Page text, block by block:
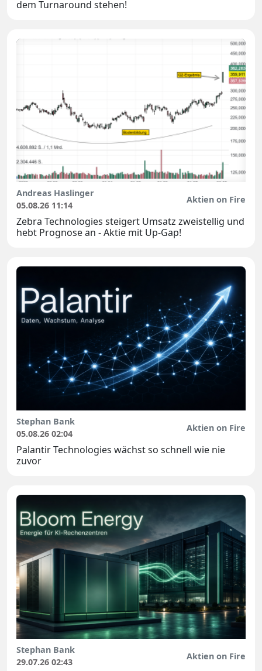
dem Turnaround stehen!
Andreas Haslinger
05.08.26 11:14
Aktien on Fire
Zebra Technologies steigert Umsatz zweistellig und
hebt Prognose an - Aktie mit Up-Gap!
Stephan Bank
05.08.26 02:04
Aktien on Fire
Palantir Technologies wächst so schnell wie nie
zuvor
Stephan Bank
29.07.26 02:43
Aktien on Fire